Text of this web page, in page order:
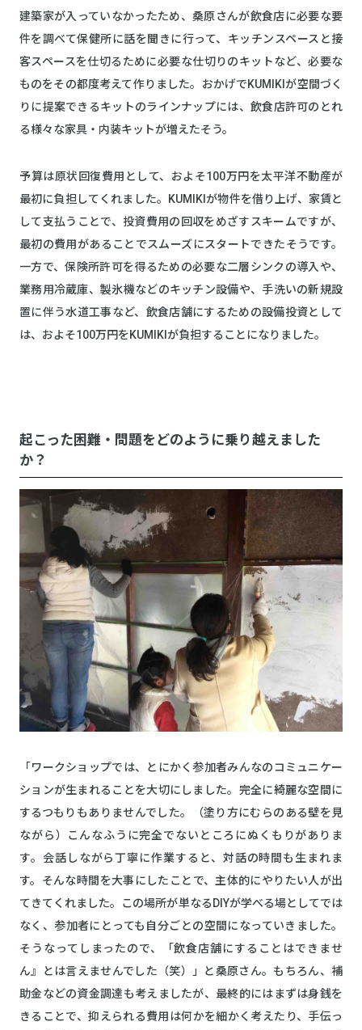
建築家が入っていなかったため、桑原さんが飲食店に必要な要
件を調べて保健所に話を聞きに行って、キッチンスペースと接
客スペースを仕切るために必要な仕切りのキットなど、必要な
ものをその都度考えて作りました。おかげでKUMIKIが空間づく
りに提案できるキットのラインナップには、飲食店許可のとれ
る様々な家具・内装キットが増えたそう。
予算は原状回復費用として、およそ100万円を太平洋不動産が
最初に負担してくれました。KUMIKIが物件を借り上げ、家賃と
して支払うことで、投資費用の回収をめざすスキームですが、
最初の費用があることでスムーズにスタートできたそうです。
一方で、保険所許可を得るための必要な二層シンクの導入や、
業務用冷蔵庫、製氷機などのキッチン設備や、手洗いの新規設
置に伴う水道工事など、飲食店舗にするための設備投資として
は、およそ100万円をKUMIKIが負担することになりました。
起こった困難・問題をどのように乗り越えました
か？
「ワークショップでは、とにかく参加者みんなのコミュニケー
ションが生まれることを大切にしました。完全に綺麗な空間に
するつもりもありませんでした。（塗り方にむらのある壁を見
ながら）こんなふうに完全でないところにぬくもりがありま
す。会話しながら丁寧に作業すると、対話の時間も生まれま
す。そんな時間を大事にしたことで、主体的にやりたい人が出
てきてくれました。この場所が単なるDIYが学べる場としてでは
なく、参加者にとっても自分ごとの空間になっていきました。
そうなってしまったので、「飲食店舗にすることはできませ
ん』とは言えませんでした（笑）」と桑原さん。もちろん、補
助金などの資金調達も考えましたが、最終的にはまずは身銭を
きることで、抑えられる費用は何かを細かく考えたり、手伝っ